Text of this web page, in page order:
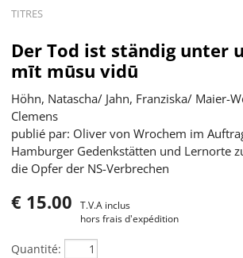
TITRES
ACCUEIL
ACTUALITÉS
EXPOSITIONS
HISTORIQUE
FORMATION
RECHERCHE
SERVICE
Der Tod ist ständig unter
mīt mūsu vidū
Höhn, Natascha/ Jahn, Franziska/ Maier-
Clemens
publié par: Oliver von Wrochem im
Hamburger Gedenkstätten und Lernorte
die Opfer der NS-Verbrechen
€ 15.00
T.V.A inclus
hors frais d'expédition
Quantité: